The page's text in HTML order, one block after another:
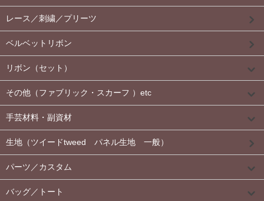
レース／刺繍／プリーツ
ベルベットリボン
リボン（セット）
その他（ファブリック・スカーフ ）etc
手芸材料・副資材
生地（ツイードtweed パネル生地 一般）
パーツ／カスタム
バッグ／トート